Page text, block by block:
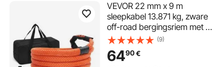
VEVOR 22 mm x 9 m
sleepkabel 13.871 kg, zware
off-road bergingsriem met 2
zachte sluitingen (20.000 kg)
Extreem duurzame
energieherstelriem met 30%
(9)
6490€